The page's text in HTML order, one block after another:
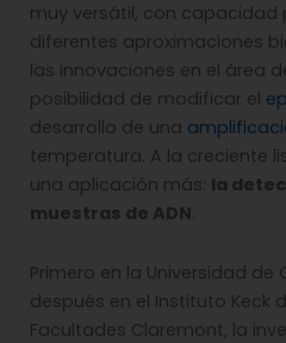
muy versátil, con
diferentes aproximaciones
las innovaciones en el área
posibilidad de modificar el
desarrollo de una
temperatura. A la creciente
una aplicación más: la
muestras de ADN.
Primero en la Universidad de
después en el Instituto Keck
Facultades Claremont, la